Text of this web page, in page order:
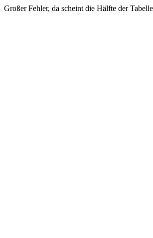
Großer Fehler, da scheint die Hälfte der